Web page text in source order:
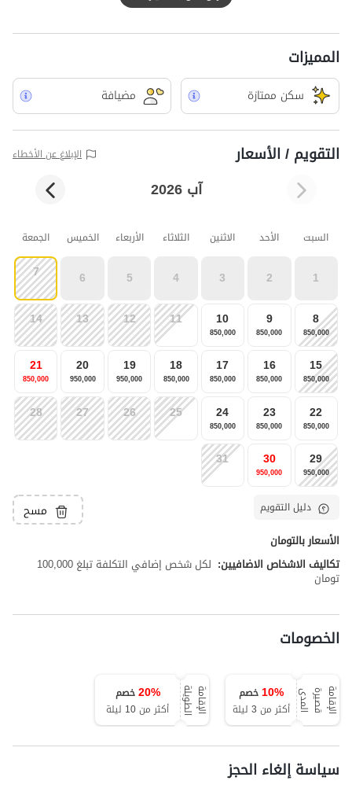
المميزات
سکن ممتازة مضيافة
التقويم / الأسعار الإبلاغ عن الأخطاء
آب 2026
السبت الأحد الاثنين الثلاثاء الأربعاء الخميس الجمعة
1
2
3
4
5
6
7
8
850,000
9
850,000
10
850,000
11
12
13
14
15
850,000
16
850,000
17
850,000
18
850,000
19
950,000
20
950,000
21
850,000
22
850,000
23
850,000
24
850,000
25
26
27
28
29
950,000
30
950,000
31
دليل التقويم مسح
الأسعار بالتومان
تكاليف الاشخاص الاضافيين:
لكل شخص إضافي التكلفة تبلغ 100,000
تومان
الخصومات
ا
ل
إ
ق
ا
م
ة
ق
ص
ي
ر
ة
ا
ل
م
د ى 10%
خصم
أكثر من 3 ليلة
ا
ل
إ
ق
ا
م
ة
ا
ل
ط
و
ي
لة 20%
خصم
أكثر من 10 ليلة
سياسة إلغاء الحجز